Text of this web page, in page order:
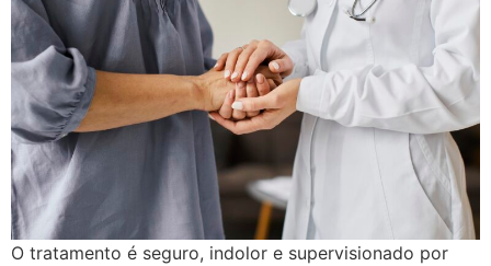
O tratamento é seguro, indolor e supervisionado por